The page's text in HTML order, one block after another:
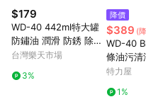
不符合回饋資格。 (7) 若上述或其他原因，致使消費者無接收到
點數回饋或點數回饋有爭議，台
追訴之權利，活動詳情以樂天市
$179
WD-40 442ml特大罐
防鏽油 潤滑 防銹 除濕
去污 除繡 清潔 WD40
台灣樂天市場
3%
降價
$389 (
WD-40
條油污
特力屋
1%